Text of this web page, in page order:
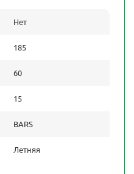
Нет
185
60
15
BARS
Летняя